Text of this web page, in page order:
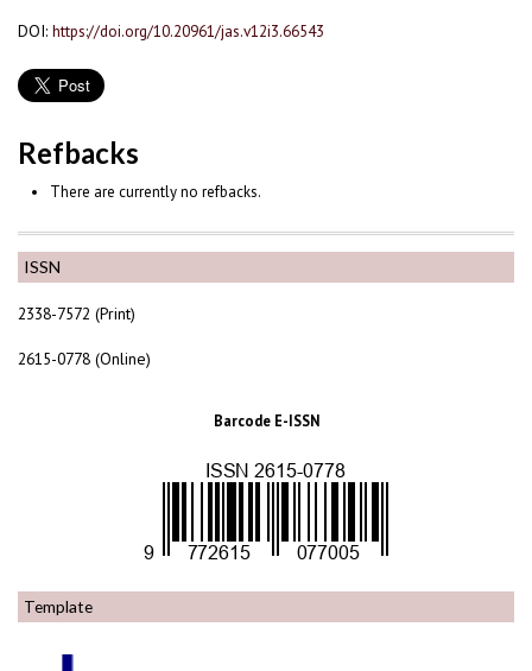
ISSN
2338-7572 (Print)
2615-0778 (Online)
Barcode E-ISSN
Template
DOI: https://doi.org/10.20961/jas.v12i3.66543
Refbacks
There are currently no refbacks.